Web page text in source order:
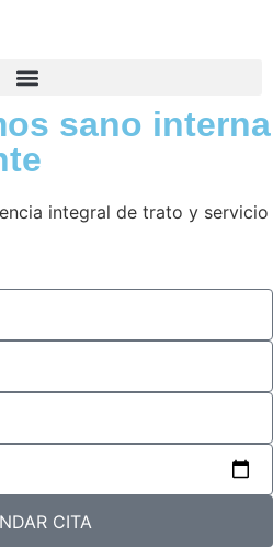
sano interna
integral de trato y servicio
CITA